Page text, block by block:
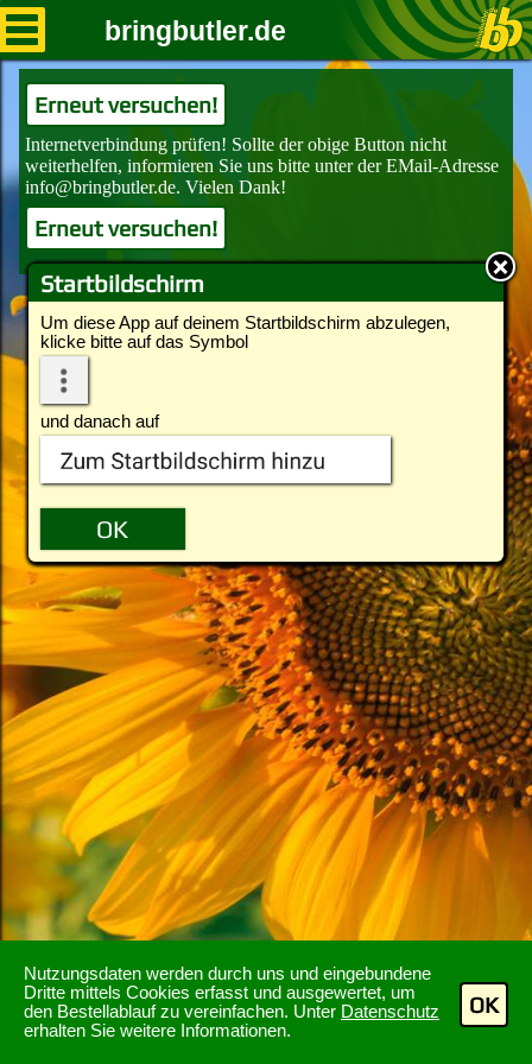
Nutzungsdaten werden durch uns und eingebundene
Dritte mittels Cookies erfasst und ausgewertet, um
den Bestellablauf zu vereinfachen. Unter Datenschutz
erhalten Sie weitere Informationen.
OK
Startbildschirm
Um diese App auf deinem Startbildschirm abzulegen,
klicke bitte auf das Symbol
und danach auf
bringbutler.de
Erneut versuchen!
Erneut versuchen!